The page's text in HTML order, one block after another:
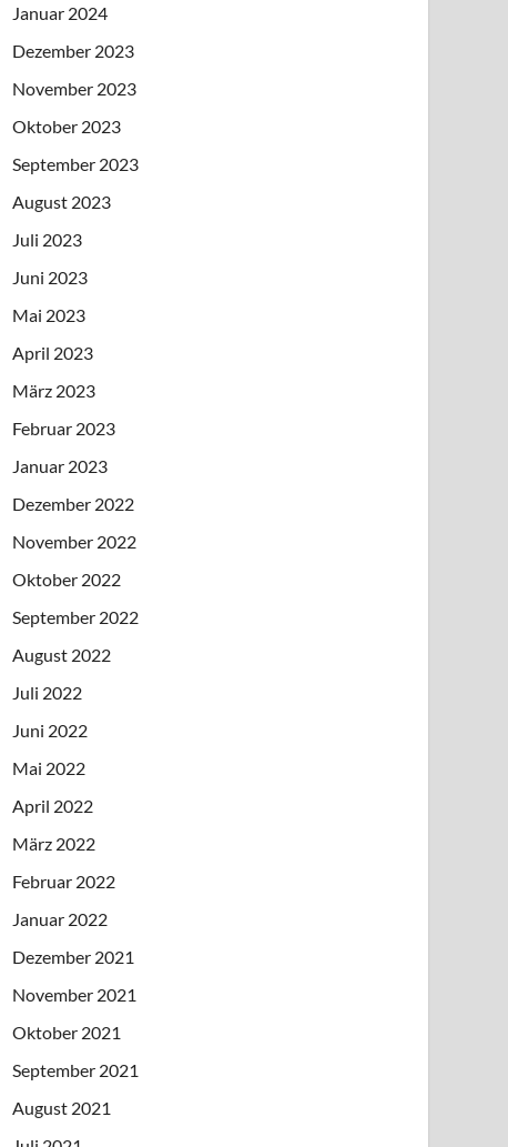
Januar 2024
Dezember 2023
November 2023
Oktober 2023
September 2023
August 2023
Juli 2023
Juni 2023
Mai 2023
April 2023
März 2023
Februar 2023
Januar 2023
Dezember 2022
November 2022
Oktober 2022
September 2022
August 2022
Juli 2022
Juni 2022
Mai 2022
April 2022
März 2022
Februar 2022
Januar 2022
Dezember 2021
November 2021
Oktober 2021
September 2021
August 2021